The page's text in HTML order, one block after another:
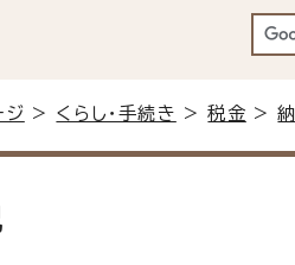
ジ > くらし・手続き >税金 >